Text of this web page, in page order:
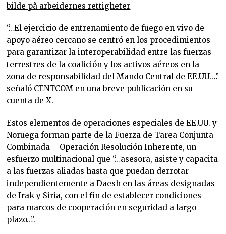
bilde på arbeidernes rettigheter
“…El ejercicio de entrenamiento de fuego en vivo de
apoyo aéreo cercano se centró en los procedimientos
para garantizar la interoperabilidad entre las fuerzas
terrestres de la coalición y los activos aéreos en la
zona de responsabilidad del Mando Central de EE.UU.…”
señaló CENTCOM en una breve publicación en su
cuenta de X.
Estos elementos de operaciones especiales de EE.UU. y
Noruega forman parte de la Fuerza de Tarea Conjunta
Combinada – Operación Resolución Inherente, un
esfuerzo multinacional que “…asesora, asiste y capacita
a las fuerzas aliadas hasta que puedan derrotar
independientemente a Daesh en las áreas designadas
de Irak y Siria, con el fin de establecer condiciones
para marcos de cooperación en seguridad a largo
plazo…”.